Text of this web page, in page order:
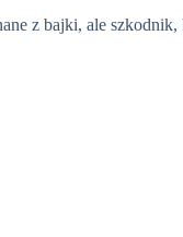
z bajki, ale